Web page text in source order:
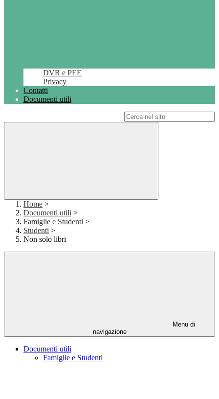
DVR e PEE
Privacy
Contatti
Documenti utili
Home >
Documenti utili >
Famiglie e Studenti >
Studenti >
Non solo libri
Menu di
navigazione
Documenti utili
Famiglie e Studenti